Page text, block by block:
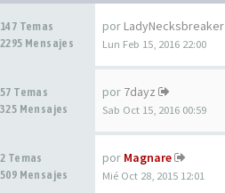
147 Temas
2295 Mensajes
por LadyNecksbreaker
Lun Feb 15, 2016 22:00
57 Temas
325 Mensajes
por 7dayz
Sab Oct 15, 2016 00:59
2 Temas
509 Mensajes
por Magnare
Mié Oct 28, 2015 12:01